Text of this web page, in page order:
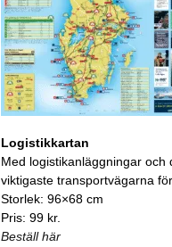
Logistikkartan
Med logistikanläggningar och
viktigaste transportvägarna
Storlek: 96×68 cm
Pris: 99 kr.
Beställ här